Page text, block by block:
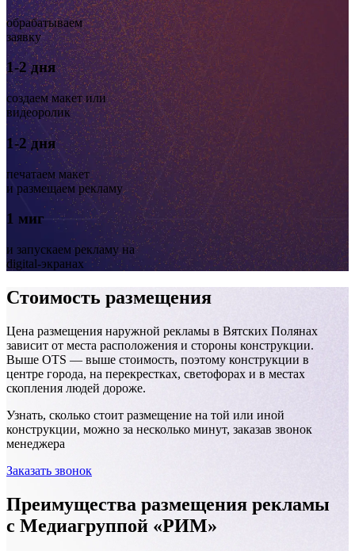
Вятские Поляны, ул. Ленина напротив "ТД Комфорт Строй"
Вятские Поляны, ул. Ленина напротив "ТД Комфорт Строй"
обрабатываем
заявку
1-2 дня
создаем макет или
видеоролик
1-2 дня
печатаем макет
и размещаем рекламу
1 миг
и запускаем рекламу на
digital-экранах
Стоимость размещения
Цена размещения наружной рекламы в Вятских Полянах
зависит от места расположения и стороны конструкции.
Выше OTS — выше стоимость, поэтому конструкции в
центре города, на перекрестках, светофорах и в местах
скопления людей дороже.
Узнать, сколько стоит размещение на той или иной
конструкции, можно за несколько минут, заказав звонок
менеджера
Заказать звонок
Преимущества размещения рекламы
с Медиагруппой «РИМ»